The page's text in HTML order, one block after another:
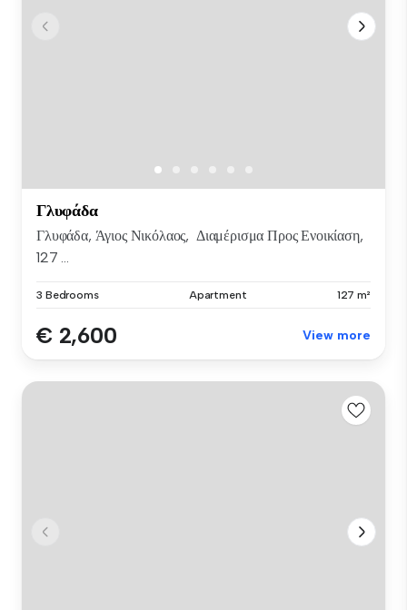
Γλυφάδα
Γλυφάδα, Άγιος Νικόλαος, Διαμέρισμα Προς Ενοικίαση,
127 ...
3 Bedrooms Apartment 127 m²
€ 2,600 View more